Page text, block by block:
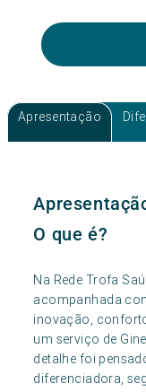
Consulta Pré-
Consulta
Consulta
Apresentação
O que é?
Na Rede Trofa
acompanhada
inovação,
um serviço de
detalhe foi
diferenciadora,